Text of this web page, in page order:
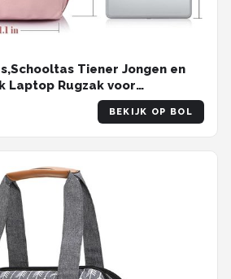
Tiener Jongen en
Laptop Rugzak voor
School Kantoor Werk
BEKIJK OP BOL